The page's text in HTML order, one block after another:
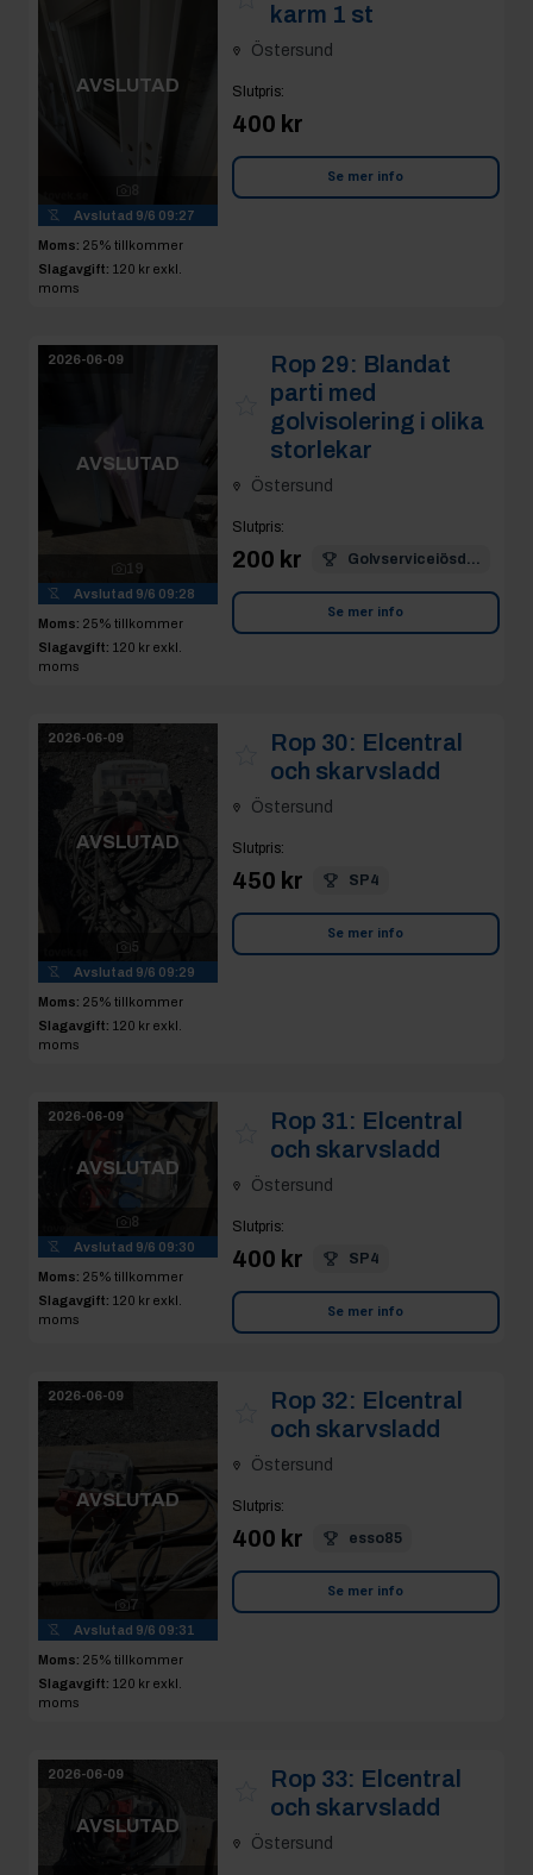
AVSLUTAD
Avslutad 9/6 09:27
Moms: 25% tillkommer
Slagavgift: 120 kr exkl.
moms
karm 1 st
Östersund
Slutpris:
400 kr
Se mer info
2026-06-09
AVSLUTAD
19
Avslutad 9/6 09:28
Moms: 25% tillkommer
Slagavgift: 120 kr exkl.
moms
Rop 29: Blandat
parti med
golvisolering i olika
storlekar
Östersund
Slutpris:
200 kr Golvserviceiösd...
Se mer info
2026-06-09
AVSLUTAD
5
Avslutad 9/6 09:29
Moms: 25% tillkommer
Slagavgift: 120 kr exkl.
moms
Rop 30: Elcentral
och skarvsladd
Östersund
Slutpris:
450 kr SP4
Se mer info
2026-06-09
AVSLUTAD
8
Avslutad 9/6 09:30
Moms: 25% tillkommer
Slagavgift: 120 kr exkl.
moms
Rop 31: Elcentral
och skarvsladd
Östersund
Slutpris:
400 kr SP4
Se mer info
2026-06-09
AVSLUTAD
7
Avslutad 9/6 09:31
Moms: 25% tillkommer
Slagavgift: 120 kr exkl.
moms
Rop 32: Elcentral
och skarvsladd
Östersund
Slutpris:
400 kr esso85
Se mer info
2026-06-09
AVSLUTAD
Rop 33: Elcentral
och skarvsladd
Östersund